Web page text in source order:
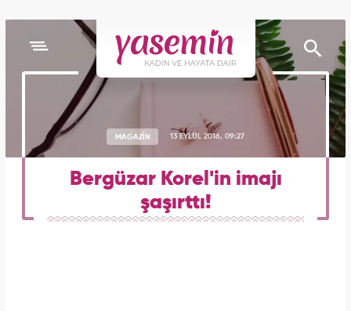
MAGAZİN 13 EYLÜL 2016, 09:27
Bergüzar Korel'in imajı
şaşırttı!